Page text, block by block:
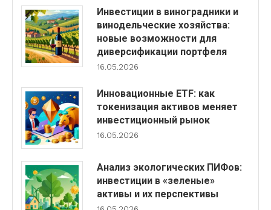
Инвестиции в виноградники и
винодельческие хозяйства:
новые возможности для
диверсификации портфеля
16.05.2026
Инновационные ETF: как
токенизация активов меняет
инвестиционный рынок
16.05.2026
Анализ экологических ПИФов:
инвестиции в «зеленые»
активы и их перспективы